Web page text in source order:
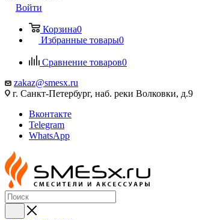
Войти
Корзина0
Избранные товары0
Сравнение товаров0
zakaz@smesx.ru
г. Санкт-Петербург, наб. реки Волковки, д.9
Вконтакте
Telegram
WhatsApp